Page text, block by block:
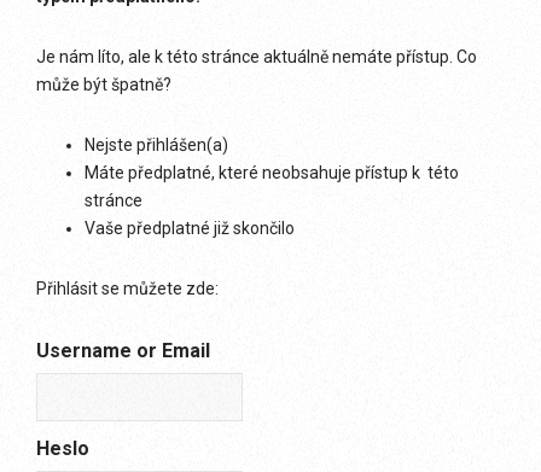
Je nám líto, ale k této stránce aktuálně nemáte přístup. Co
může být špatně?
Nejste přihlášen(a)
Máte předplatné, které neobsahuje přístup k této
stránce
Vaše předplatné již skončilo
Přihlásit se můžete zde:
Username or Email
Heslo